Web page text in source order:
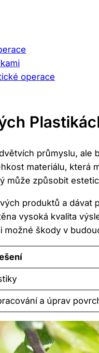
operace
průmyslu,
materiálu, která
může způsobit
produktů a
vysoká kvalita
možné škody v
a úprav